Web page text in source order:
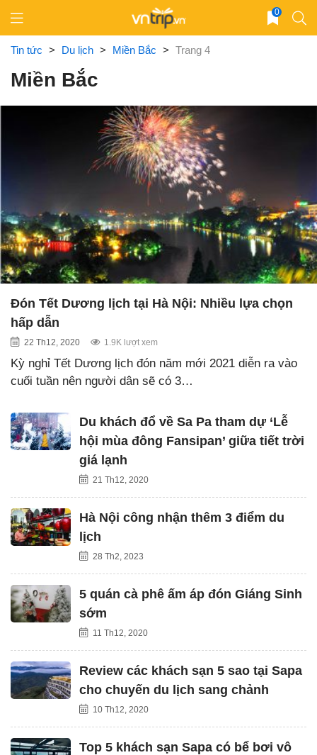
content
0
Tin tức > Du lịch > Miền Bắc > Trang 4
Miền Bắc
Đón Tết Dương lịch tại Hà Nội: Nhiều lựa chọn
hấp dẫn
22 Th12, 2020 1.9K lượt xem
Kỳ nghỉ Tết Dương lịch đón năm mới 2021 diễn ra vào
cuối tuần nên người dân sẽ có 3…
Du khách đổ về Sa Pa tham dự ‘Lễ
hội mùa đông Fansipan’ giữa tiết trời
giá lạnh
21 Th12, 2020
Hà Nội công nhận thêm 3 điểm du
lịch
28 Th2, 2023
5 quán cà phê ấm áp đón Giáng Sinh
sớm
11 Th12, 2020
Review các khách sạn 5 sao tại Sapa
cho chuyến du lịch sang chảnh
10 Th12, 2020
Top 5 khách sạn Sapa có bể bơi vô